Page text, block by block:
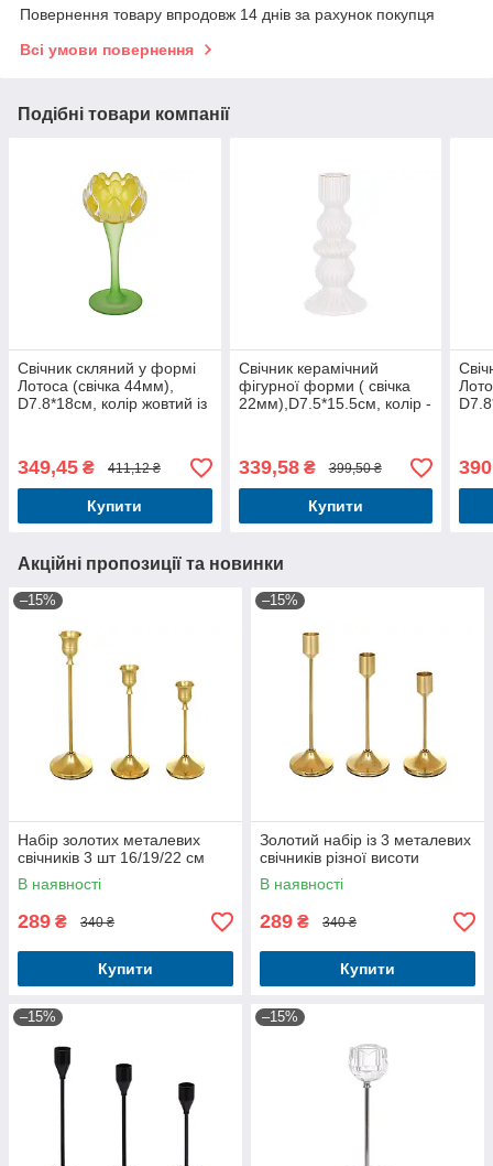
Повернення товару впродовж 14 днів за рахунок покупця
Всі умови повернення
Подібні товари компанії
Свічник скляний у формі
Лотоса (свічка 44мм),
D7.8*18см, колір жовтий із
349,45 ₴ 411,12 ₴
Купити
Свічник керамічний
фігурної форми ( свічка
22мм),D7.5*15.5см, колір -
339,58₴ 399,50 ₴
Купити
Акційні пропозиції та новинки
–15%
Набір золотих металевих
свічників 3 шт 16/19/22 см
В наявності
289 ₴ 340 ₴
Купити
–15%
Золотий набір із 3 металевих
свічників різної висоти
В наявності
289 ₴ 340 ₴
Купити
–15% –15%